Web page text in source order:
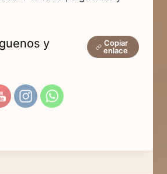
y
Copiar
enlace